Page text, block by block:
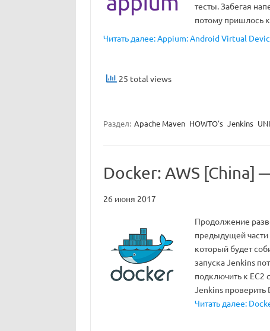
тесты. Забегая
потому пришлось
Читать далее: Appium: Android Virtual
25 total views
Раздел: Apache Maven HOWTO's Jenkins
Docker: AWS [China]
26 июня 2017
Продолжение
предыдущей
который будет
запуска Jenkins
подключить к EC2
Jenkins
Читать далее: